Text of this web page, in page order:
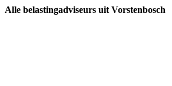
Alle belastingadviseurs uit Vorstenbosch